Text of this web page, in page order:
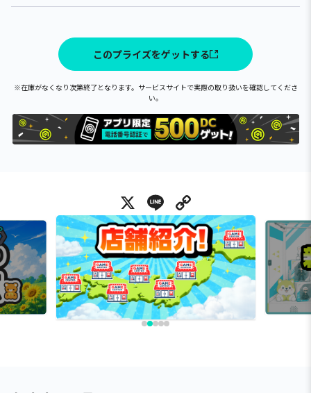
このプライズをゲットする
※在庫がなくなり次第終了となります。サービスサイトで実際の取り扱いを確認してくださ
い。
X Line